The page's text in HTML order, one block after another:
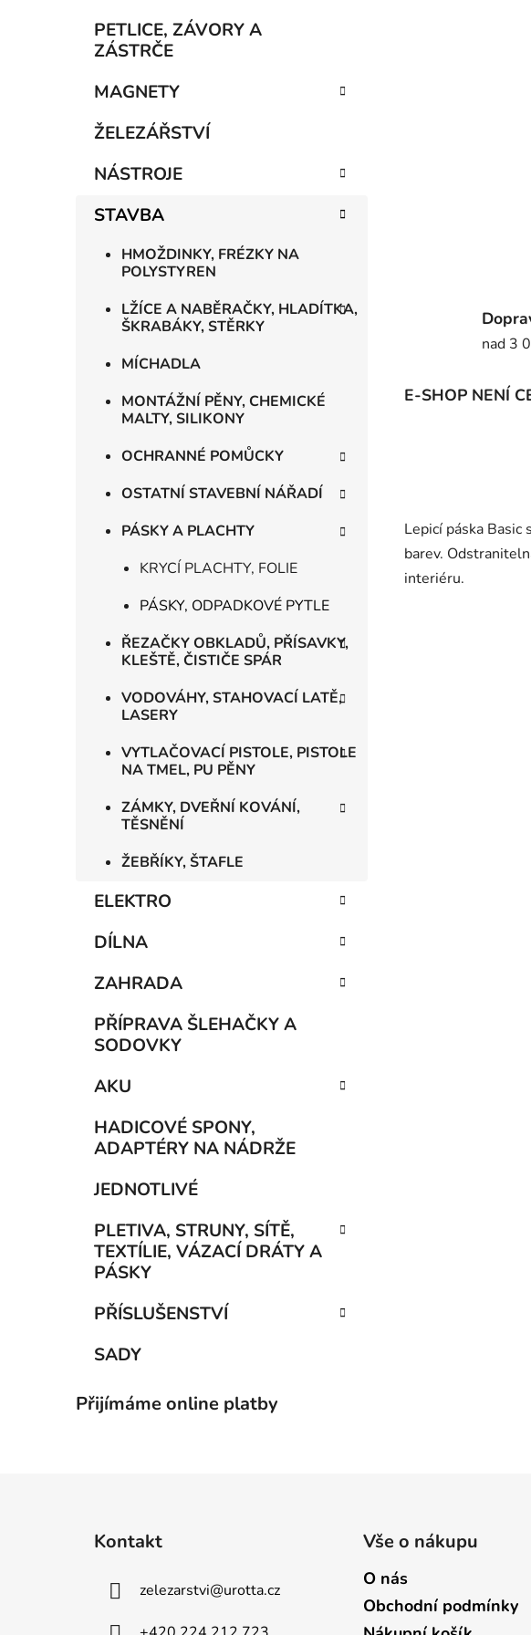
PETLICE, ZÁVORY A
ZÁSTRČE
MAGNETY
ŽELEZÁŘSTVÍ
NÁSTROJE
STAVBA
HMOŽDINKY, FRÉZKY NA
POLYSTYREN
LŽÍCE A NABĚRAČKY, HLADÍTKA,
ŠKRABÁKY, STĚRKY
MÍCHADLA
MONTÁŽNÍ PĚNY, CHEMICKÉ
MALTY, SILIKONY
OCHRANNÉ POMŮCKY
OSTATNÍ STAVEBNÍ NÁŘADÍ
PÁSKY A PLACHTY
KRYCÍ PLACHTY, FOLIE
PÁSKY, ODPADKOVÉ PYTLE
ŘEZAČKY OBKLADŮ, PŘÍSAVKY,
KLEŠTĚ, ČISTIČE SPÁR
VODOVÁHY, STAHOVACÍ LATĚ,
LASERY
VYTLAČOVACÍ PISTOLE, PISTOLE
NA TMEL, PU PĚNY
ZÁMKY, DVEŘNÍ KOVÁNÍ,
TĚSNĚNÍ
ŽEBŘÍKY, ŠTAFLE
ELEKTRO
DÍLNA
ZAHRADA
PŘÍPRAVA ŠLEHAČKY A
SODOVKY
AKU
HADICOVÉ SPONY,
ADAPTÉRY NA NÁDRŽE
JEDNOTLIVÉ
PLETIVA, STRUNY, SÍTĚ,
TEXTÍLIE, VÁZACÍ DRÁTY A
PÁSKY
PŘÍSLUŠENSTVÍ
SADY
Přijímáme online platby
nad 3
E-SHOP NENÍ
Lepicí páska Basic
barev.
interiéru.
Kontakt
zelezarstvi@urotta.cz
Vše o nákupu
O nás
Obchodní podmínky